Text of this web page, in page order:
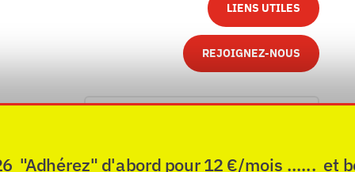
LIENS UTILES
REJOIGNEZ-NOUS
d'abord pour 12 €/mois ...... et